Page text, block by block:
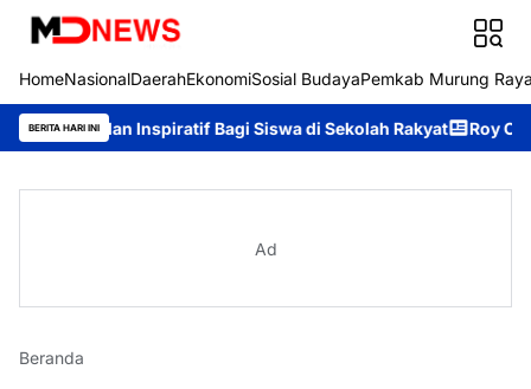
HomeNasionalDaerahEkonomiSosial BudayaPemkab Murung
BERITA HARI INI
Inspiratif Bagi Siswa di Sekolah Rakyat Roy Chahyadi:
Ad
Beranda